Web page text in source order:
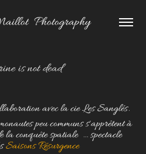
Photography
is not dead
avec la cie Les Sanglés.
peu communs s'apprêtent à
la conquête spatiale ... spectacle
Saisons Résurgence